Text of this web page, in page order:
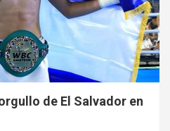
de El Salvador en